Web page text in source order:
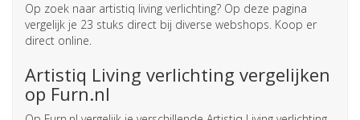
Op zoek naar artistiq living verlichting? Op deze pagina
vergelijk je 23 stuks direct bij diverse webshops. Koop er
direct online.
Artistiq Living verlichting vergelijken
op Furn.nl